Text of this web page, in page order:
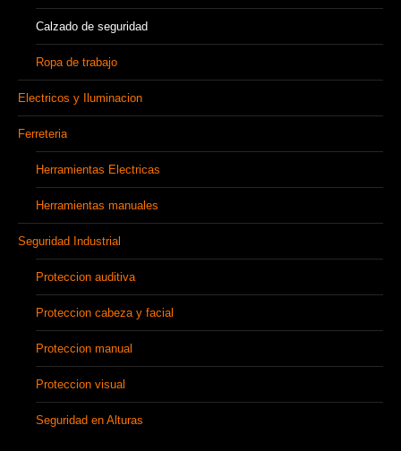
Calzado de seguridad
Ropa de trabajo
Electricos y Iluminacion
Ferreteria
Herramientas Electricas
Herramientas manuales
Seguridad Industrial
Proteccion auditiva
Proteccion cabeza y facial
Proteccion manual
Proteccion visual
Seguridad en Alturas